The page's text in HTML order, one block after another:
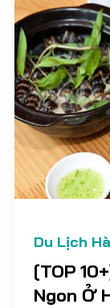
nhõm và
Du Lịch
[TOP
Ngon Ở